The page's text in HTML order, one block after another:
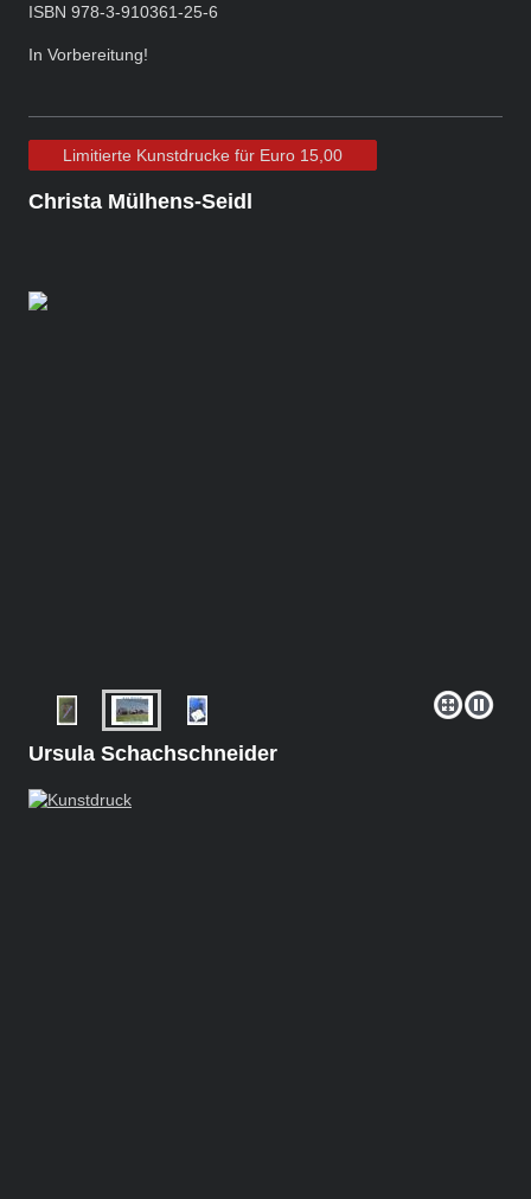
ISBN 978-3-910361-25-6
In Vorbereitung!
Limitierte Kunstdrucke für Euro 15,00
Christa Mülhens-Seidl
Ursula Schachschneider